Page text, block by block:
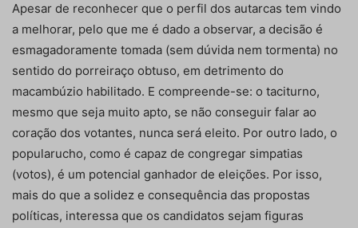
Apesar de reconhecer que o perfil dos autarcas tem vindo
a melhorar, pelo que me é dado a observar, a decisão é
esmagadoramente tomada (sem dúvida nem tormenta) no
sentido do porreiraço obtuso, em detrimento do
macambúzio habilitado. E compreende-se: o taciturno,
mesmo que seja muito apto, se não conseguir falar ao
coração dos votantes, nunca será eleito. Por outro lado, o
popularucho, como é capaz de congregar simpatias
(votos), é um potencial ganhador de eleições. Por isso,
mais do que a solidez e consequência das propostas
políticas, interessa que os candidatos sejam figuras